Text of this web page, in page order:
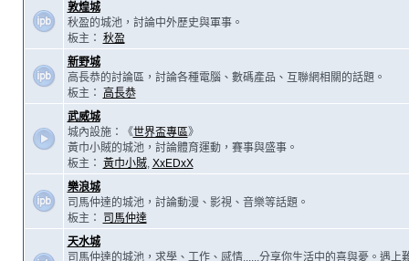
敦煌城
秋盈的城池，討論中外歷史與軍事。
板主： 秋盈
新野城
高長恭的討論區，討論各種電腦、數碼產品、互聯網相關的話題。
板主：
高長恭
武威城
城內設施：《世界盃專區》
黃巾小賊的城池，討論體育運動，賽事與盛事。
板主： 黃巾小賊, XxEDxX
樂浪城
司馬仲達的城池，討論動漫、影視、音樂等話題。
板主：
司馬仲達
天水城
司馬仲達的城池，求學、工作、感情......分享你生活中的喜與憂。遇上